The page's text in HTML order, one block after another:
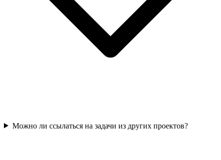
Можно ли ссылаться на задачи из других проектов?